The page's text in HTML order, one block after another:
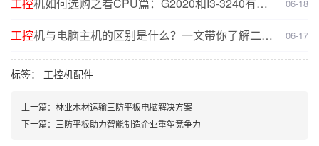
工控机如何选购之看CPU篇：G2020和I3-3240有什
06-18
工控机与电脑主机的区别是什么？一文带你了解二者
核心差异
06-17
标签： 工控机配件
上一篇： 林业木材运输三防平板电脑解决方案
下一篇： 三防平板助力智能制造企业重塑竞争力